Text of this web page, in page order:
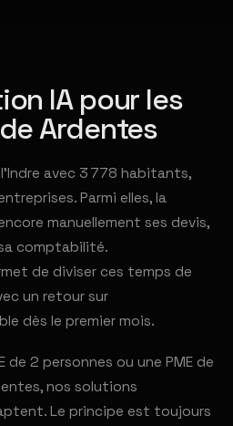
IA pour les
Ardentes
avec 3 778 habitants,
Parmi elles, la
manuellement ses devis,
comptabilité.
de diviser ces temps de
un retour sur
dès le premier mois.
de 2 personnes ou une PME de
nos solutions
Le principe est toujours